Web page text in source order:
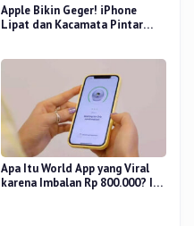
Apple Bikin Geger! iPhone
Lipat dan Kacamata Pintar
Apa Itu World App yang Viral
karena Imbalan Rp 800.000? Ini